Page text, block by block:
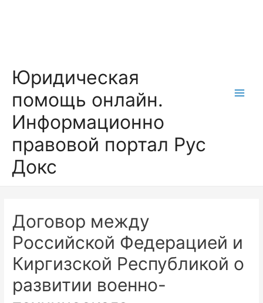
Юридическая
помощь онлайн.
Информационно
правовой портал Рус
Докс
Договор между
Российской Федерацией и
Киргизской Республикой о
развитии военно-